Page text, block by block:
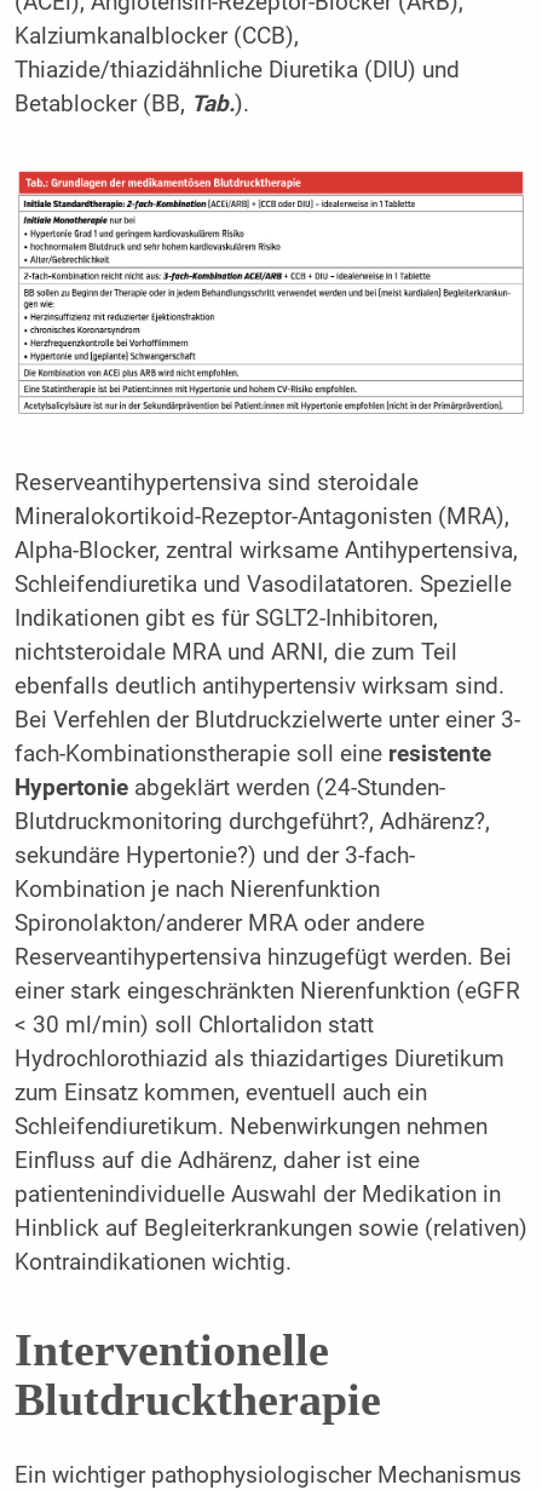
Kalziumkanalblocker (CCB),
Thiazide/thiazidähnliche Diuretika (DIU) und
Betablocker (BB, Tab.).
Reserveantihypertensiva sind steroidale
Mineralokortikoid-Rezeptor-Antagonisten (MRA),
Alpha-Blocker, zentral wirksame Antihypertensiva,
Schleifendiuretika und Vasodilatatoren. Spezielle
Indikationen gibt es für SGLT2-Inhibitoren,
nichtsteroidale MRA und ARNI, die zum Teil
ebenfalls deutlich antihypertensiv wirksam sind.
Bei Verfehlen der Blutdruckzielwerte unter einer 3-
fach-Kombinationstherapie soll eine resistente
Hypertonie abgeklärt werden (24-Stunden-
Blutdruckmonitoring durchgeführt?, Adhärenz?,
sekundäre Hypertonie?) und der 3-fach-
Kombination je nach Nierenfunktion
Spironolakton/anderer MRA oder andere
Reserveantihypertensiva hinzugefügt werden. Bei
einer stark eingeschränkten Nierenfunktion (eGFR
< 30 ml/min) soll Chlortalidon statt
Hydrochlorothiazid als thiazidartiges Diuretikum
zum Einsatz kommen, eventuell auch ein
Schleifendiuretikum. Nebenwirkungen nehmen
Einfluss auf die Adhärenz, daher ist eine
patientenindividuelle Auswahl der Medikation in
Hinblick auf Begleiterkrankungen sowie (relativen)
Kontraindikationen wichtig.
Interventionelle
Blutdrucktherapie
Ein wichtiger pathophysiologischer Mechanismus